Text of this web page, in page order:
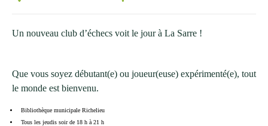
Un nouveau club d’échecs voit le jour à La Sarre !
Que vous soyez débutant(e) ou joueur(euse) expérimenté(e), tout
le monde est bienvenu.
Bibliothèque municipale Richelieu
Tous les jeudis soir de 18 h à 21 h